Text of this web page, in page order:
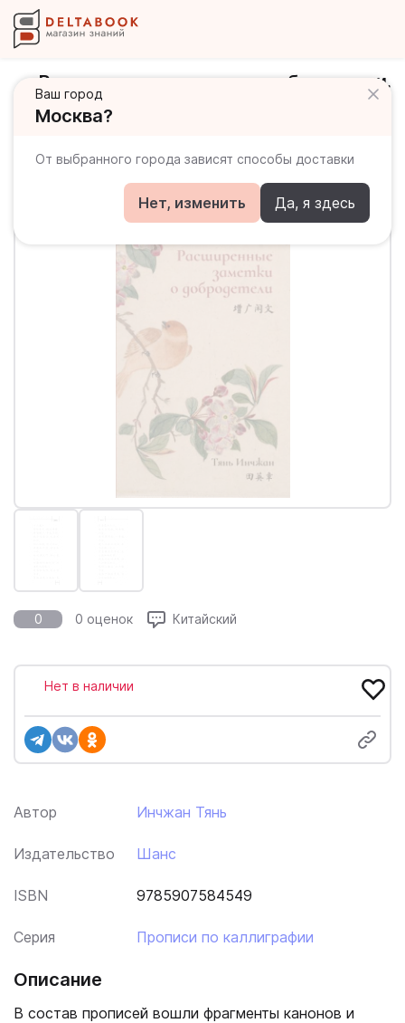
Ваш город
Москва?
От выбранного города зависят способы доставки
Нет, изменить Да, я здесь
Расширенные заметки о добродетели.
Прописи по каллиграфии
0 0 оценок Китайский
Автор Инчжан Тянь
Издательство Шанс
ISBN 9785907584549
Серия Прописи по каллиграфии
Нет в наличии
Описание
В состав прописей вошли фрагменты канонов и